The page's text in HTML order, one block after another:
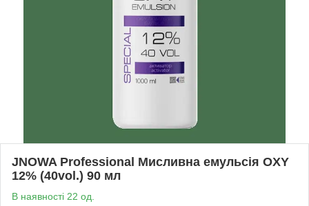
JNOWA Professional Мисливна емульсія OXY
12% (40vol.) 90 мл
В наявності 22 од.